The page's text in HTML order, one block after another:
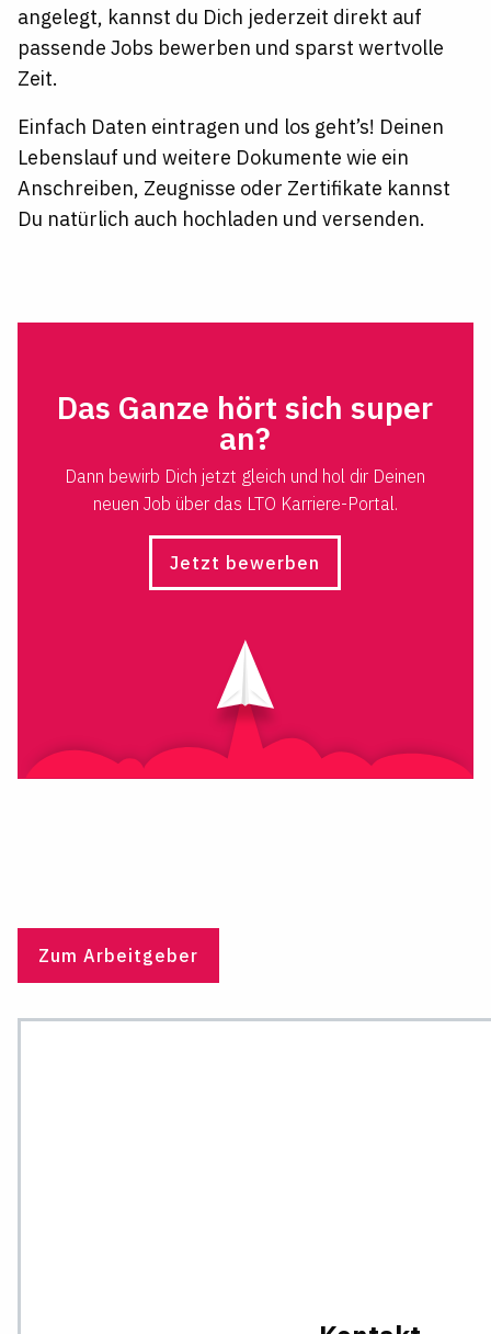
Zum Arbeitgeber
angelegt, kannst du Dich jederzeit direkt auf
passende Jobs bewerben und sparst wertvolle
Zeit.
Einfach Daten eintragen und los geht’s! Deinen
Lebenslauf und weitere Dokumente wie ein
Anschreiben, Zeugnisse oder Zertifikate kannst
Du natürlich auch hochladen und versenden.
Das Ganze hört sich super
an?
Dann bewirb Dich jetzt gleich und hol dir Deinen
neuen Job über das LTO Karriere-Portal.
Jetzt bewerben